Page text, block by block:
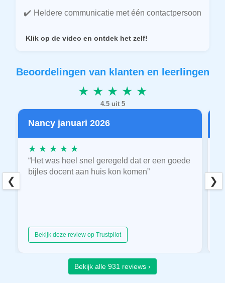
Heldere communicatie met één contactpersoon
Klik op de video en ontdek het zelf!
Beoordelingen van klanten en leerlingen
★ ★ ★ ★ ★
4.5 uit 5
Nancy januari 2026
★ ★ ★ ★ ★
“Het was heel snel geregeld dat er een goede
bijles docent aan huis kon komen”
Bekijk deze review op Trustpilot
❮ ❯
Bekijk alle 931 reviews ›